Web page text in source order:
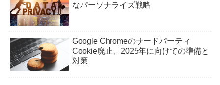
なパーソナライズ戦略
Google Chromeのサードパーティ
Cookie廃止、2025年に向けての準備と
対策